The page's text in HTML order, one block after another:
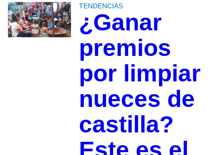
TENDENCIAS
¿Ganar
premios
por limpiar
nueces de
castilla?
Este es el